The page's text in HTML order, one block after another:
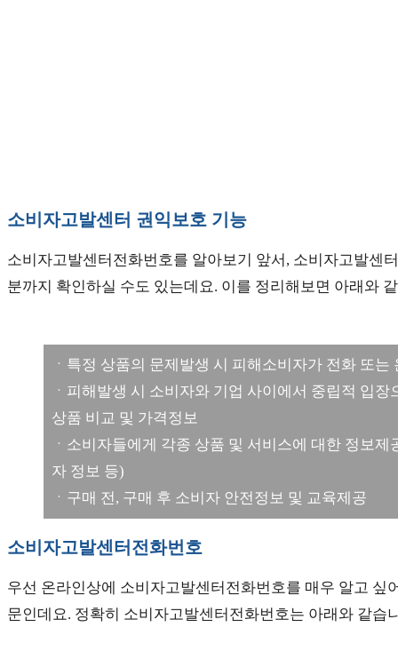
소비자고발센터 권익보호 기능
소비자고발센터전화번호를 알아보기 앞서, 소비자고발센
분까지 확인하실 수도 있는데요. 이를 정리해보면 아래와
ㆍ특정 상품의 문제발생 시 피해소비자가 전화 또는
ㆍ피해발생 시 소비자와 기업 사이에서 중립적 입
상품 비교 및 가격정보
ㆍ소비자들에게 각종 상품 및 서비스에 대한 정보
자 정보 등)
ㆍ구매 전, 구매 후 소비자 안전정보 및 교육제공
소비자고발센터전화번호
우선 온라인상에 소비자고발센터전화번호를 매우 알고
문인데요. 정확히 소비자고발센터전화번호는 아래와 같습